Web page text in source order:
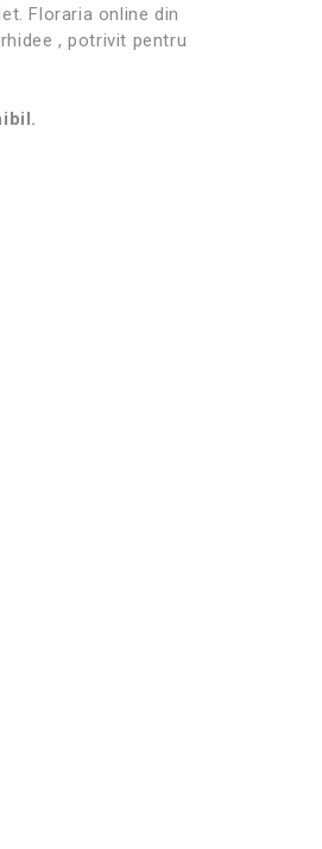
Floraria online din
, potrivit pentru